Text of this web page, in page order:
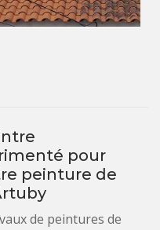
pour
peinture de
de peintures de